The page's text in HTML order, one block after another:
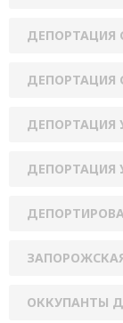
ДЕПОРТАЦИЯ
ДЕПОРТАЦИЯ
ДЕПОРТАЦИЯ
ДЕПОРТАЦИЯ
ОККУПАНТЫ